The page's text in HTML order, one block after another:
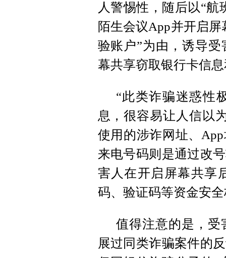
人警惕性，随后以“
陌生会议App并开启
验账户”为由，诱导
幕共享窃取银行卡信
“此类诈骗迷惑性
息，很容易让人信以
使用的涉诈网址、
来电号码则是通过改
害人在开启屏幕共享
码、验证码等资金安
值得注意的是，受
展过同类诈骗案件的